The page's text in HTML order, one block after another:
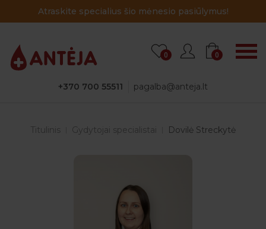
Atraskite specialius šio mėnesio pasiūlymus!
+370 700 55511 pagalba@anteja.lt
0 0
Titulinis Gydytojai specialistai Dovilė Streckytė